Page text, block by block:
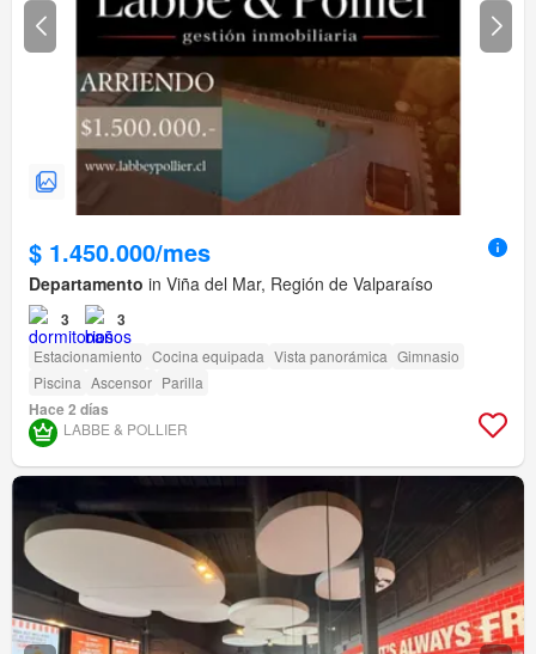
$ 1.450.000/mes
Departamento in Viña del Mar, Región de Valparaíso
3 3
Estacionamiento Cocina equipada Vista panorámica Gimnasio
Piscina Ascensor Parilla
Hace 2 días
LABBE & POLLIER